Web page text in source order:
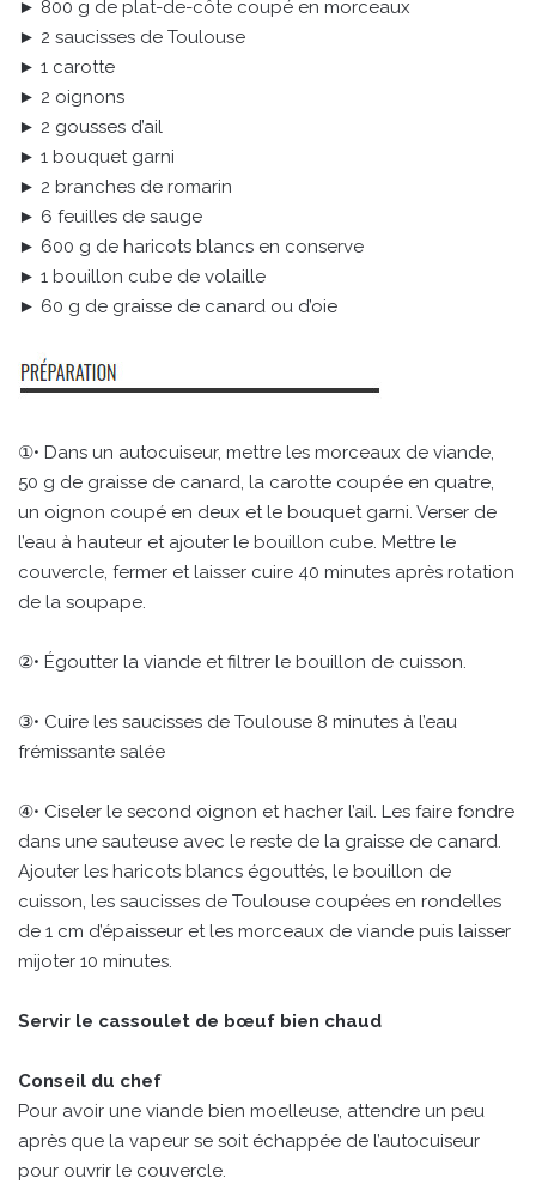
► 800 g de plat-de-côte coupé en morceaux
► 2 saucisses de Toulouse
► 1 carotte
► 2 oignons
► 2 gousses d’ail
► 1 bouquet garni
► 2 branches de romarin
► 6 feuilles de sauge
► 600 g de haricots blancs en conserve
► 1 bouillon cube de volaille
► 60 g de graisse de canard ou d’oie
①• Dans un autocuiseur, mettre les morceaux de viande,
50 g de graisse de canard, la carotte coupée en quatre,
un oignon coupé en deux et le bouquet garni. Verser de
l’eau à hauteur et ajouter le bouillon cube. Mettre le
couvercle, fermer et laisser cuire 40 minutes après rotation
de la soupape.
②• Égoutter la viande et filtrer le bouillon de cuisson.
③• Cuire les saucisses de Toulouse 8 minutes à l’eau
frémissante salée
④• Ciseler le second oignon et hacher l’ail. Les faire fondre
dans une sauteuse avec le reste de la graisse de canard.
Ajouter les haricots blancs égouttés, le bouillon de
cuisson, les saucisses de Toulouse coupées en rondelles
de 1 cm d’épaisseur et les morceaux de viande puis laisser
mijoter 10 minutes.
Servir le cassoulet de bœuf bien chaud
Conseil du chef
Pour avoir une viande bien moelleuse, attendre un peu
après que la vapeur se soit échappée de l’autocuiseur
pour ouvrir le couvercle.